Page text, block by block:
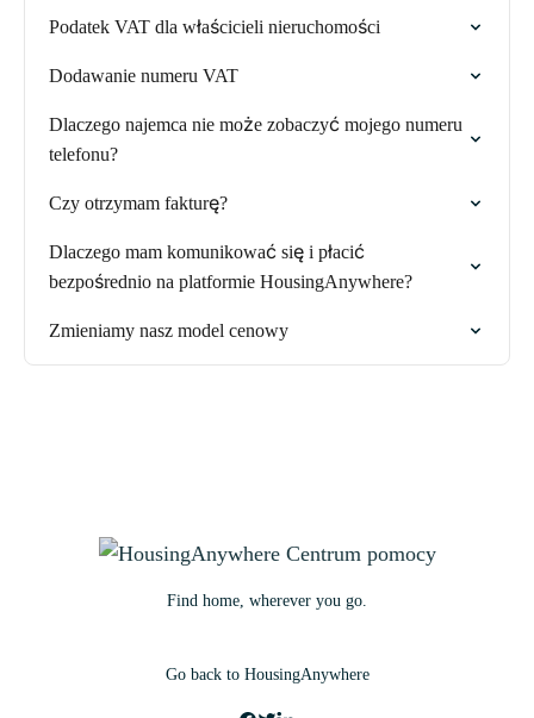
Podatek VAT dla właścicieli nieruchomości
Dodawanie numeru VAT
Dlaczego najemca nie może zobaczyć mojego numeru
telefonu?
Czy otrzymam fakturę?
Dlaczego mam komunikować się i płacić
bezpośrednio na platformie HousingAnywhere?
Zmieniamy nasz model cenowy
Find home, wherever you go.
Go back to HousingAnywhere